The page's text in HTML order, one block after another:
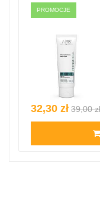
PROMOCJE
32,30 zł 39,00 zł